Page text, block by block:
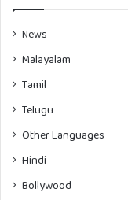
News
Malayalam
Tamil
Telugu
Other Languages
Hindi
Bollywood